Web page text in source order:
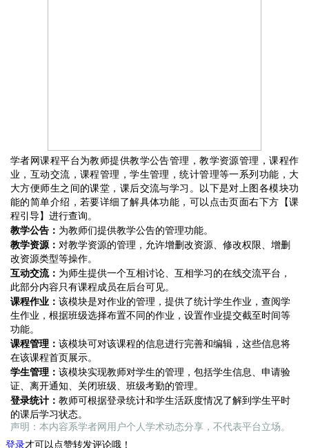
学者网课程平台为教师提供教学公告管理，教学资源管理，课程作
业，互动交流，课程管理，学生管理，统计管理等一系列功能，大
大方便师生之间的课堂，课后交流与学习。以下是对上图各模块功
能的简单介绍 ，若要详细了解具体功能，可以点击页面右下方【课
程引导】进行查询。
教学公告： 为教师们提供教学公告的管理功能。
教学资源： 对教学资源的管理，允许增删改资源、修改权限、增删
改资源类型等操作。
互动交流： 为师生提供一个互相讨论、互相学习的在线交流平台，
此部分内容只有课程成员在后台可见。
课程作业： 该模块是对作业的管理，提供了统计学生作业，查阅学
生作业，根据班级选择布置不同的作业，设置作业提交截至时间等
功能。
课程管理： 该模块可对该课程的信息进行完善和编辑，这些信息将
在该课程首页展示。
学生管理 ： 该模块实现教师对学生的管理，包括学生信息、申请验
证、离开通知、关闭班级、班级考勤的管理。
登录统计 ： 教师可根据登录统计和学生活跃度情况了解到学生平时
的课后学习状态。
声明：本内容系学者网用户个人学术动态分享，不代表平台立场。
登录才可以点赞转发评论哦！